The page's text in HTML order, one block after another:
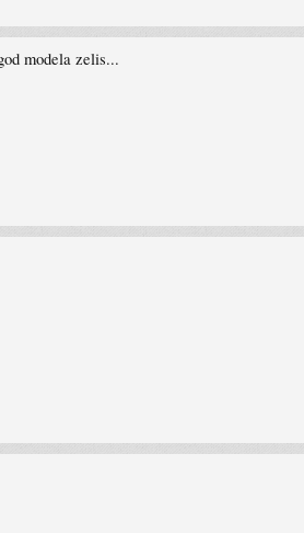
modela zelis...